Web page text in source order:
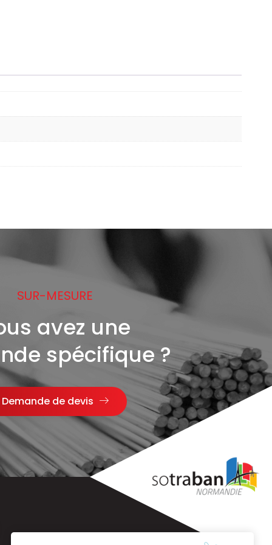
SUR-MESURE
avez une
spécifique ?
Demande de devis